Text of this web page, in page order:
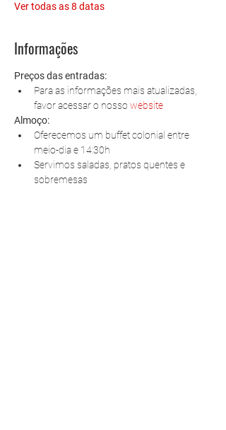
Ver todas as 8 datas
Informações
Preços das entradas:
Para as informações mais atualizadas,
favor acessar o nosso website
Almoço:
Oferecemos um buffet colonial entre
meio-dia e 14:30h
Servimos saladas, pratos quentes e
sobremesas